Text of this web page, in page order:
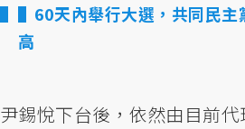
▌60天內舉行大選，共同民主
高
尹錫悅下台後，依然由目前